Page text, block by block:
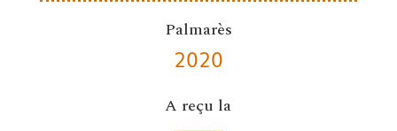
Palmarès
2020
A reçu la